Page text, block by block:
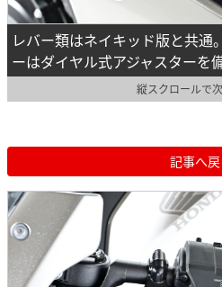
レバー類はネイキッド版と共通
ーはダイヤル式アジャスターを
縦スクロールで
記事へ戻